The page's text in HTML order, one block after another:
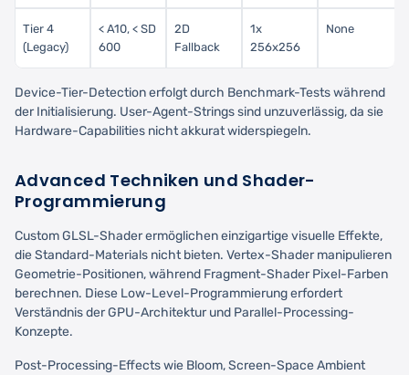
Tier 4
(Legacy)
< A10, < SD
600
2D
Fallback
1x
256x256
None
Device-Tier-Detection erfolgt durch Benchmark-Tests während
der Initialisierung. User-Agent-Strings sind unzuverlässig, da sie
Hardware-Capabilities nicht akkurat widerspiegeln.
Advanced Techniken und Shader-
Programmierung
Custom GLSL-Shader ermöglichen einzigartige visuelle Effekte,
die Standard-Materials nicht bieten. Vertex-Shader manipulieren
Geometrie-Positionen, während Fragment-Shader Pixel-Farben
berechnen. Diese Low-Level-Programmierung erfordert
Verständnis der GPU-Architektur und Parallel-Processing-
Konzepte.
Post-Processing-Effects wie Bloom, Screen-Space Ambient